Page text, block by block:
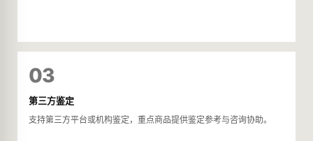
03
第三方鉴定
支持第三方平台或机构鉴定，重点商品提供鉴定参考与咨询协助。